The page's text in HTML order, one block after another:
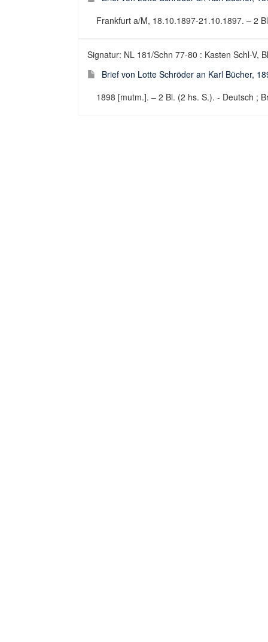
Frankfurt a/M, 18.10.1897-21.10.1897. – 2
Signatur: NL 181/Schn 77-80 : Kasten Schl-V,
Brief von Lotte Schröder an Karl Bücher,
1898 [mutm.]. – 2 Bl. (2 hs. S.). - Deutsch ;